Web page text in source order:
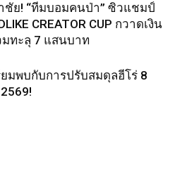
ชัย! “ทีมบอมคนป่า” ซิวแชมป์
CREATOR CUP กวาดเงิน
มทะลุ 7 แสนบาท
ยมพบกับการปรับสมดุลฮีโร่ 8